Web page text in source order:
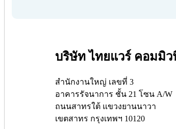
บริษัท ไทยแวร์ คอมมิว
สำนักงานใหญ่ เลขที่ 3
อาคารรัจนาการ ชั้น 21 โซน A/W
ถนนสาทรใต้ แขวงยานนาวา
เขตสาทร กรุงเทพฯ 10120